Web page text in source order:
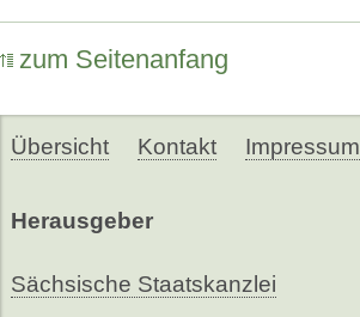
zum Seitenanfang
Übersicht Kontakt Impressum
Herausgeber
Sächsische Staatskanzlei